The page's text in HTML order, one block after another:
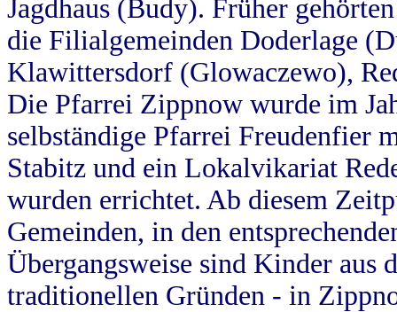
Jagdhaus (Budy). Früher
die Filialgemeinden Doderlage
Klawittersdorf (Glowaczewo),
Die Pfarrei Zippnow wurde im
selbständige Pfarrei Freudenfier
Stabitz und ein Lokalvikariat
wurden errichtet. Ab diesem
Gemeinden, in den
Übergangsweise sind Kinder aus
traditionellen Gründen - in